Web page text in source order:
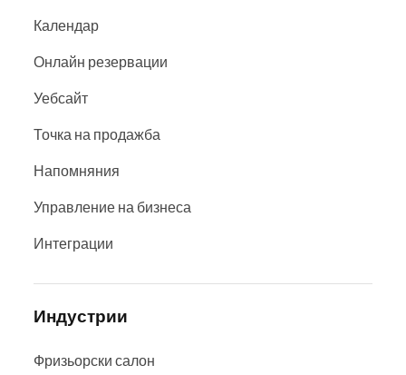
Календар
Онлайн резервации
Уебсайт
Точка на продажба
Напомняния
Управление на бизнеса
Интеграции
Индустрии
Фризьорски салон